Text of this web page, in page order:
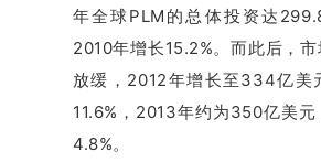
年全球PLM的总体投资达
2010年增长15.2%。而此后，
放缓，2012年增长至334亿美
11.6%，2013年约为350亿美元
4.8%。